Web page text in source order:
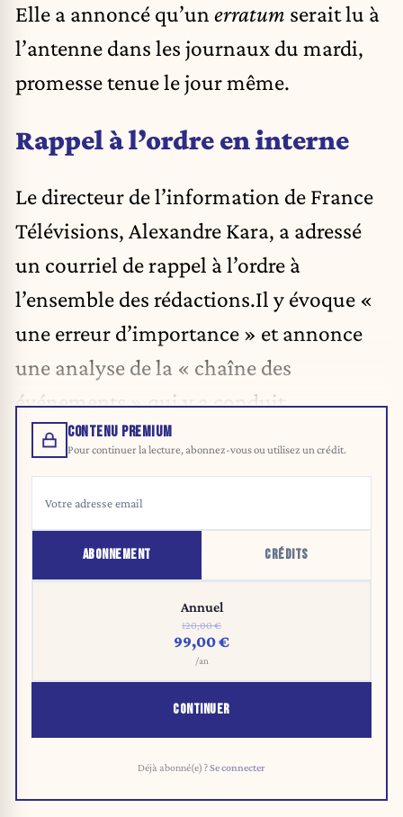
Elle a annoncé qu’un erratum serait lu à
l’antenne dans les journaux du mardi,
promesse tenue le jour même.
Rappel à l’ordre en interne
Le directeur de l’information de France
Télévisions, Alexandre Kara, a adressé
un courriel de rappel à l’ordre à
l’ensemble des rédactions.Il y évoque «
une erreur d’importance » et annonce
une analyse de la « chaîne des
événements » qui y a conduit.
CONTENU PREMIUM
Pour continuer la lecture, abonnez-vous ou utilisez un crédit.
ABONNEMENT CRÉDITS
Annuel
120,00 €
99,00 €
/an
CONTINUER
Déjà abonné(e) ?Se connecter